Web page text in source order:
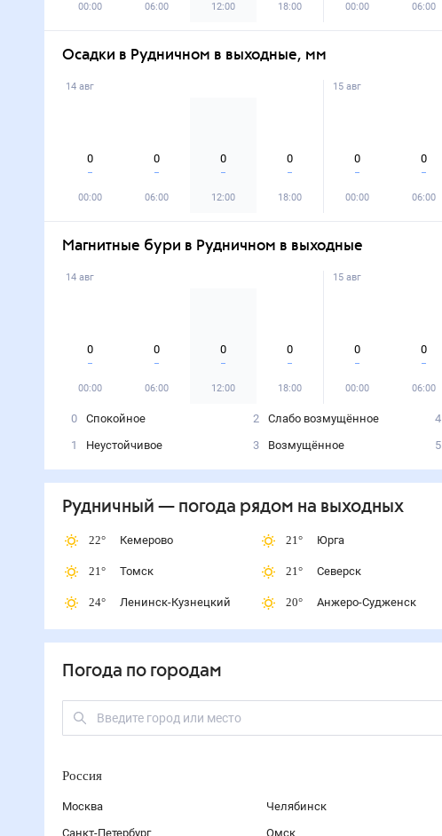
00:00 06:00 12:00 18:00 00:00 06:00
Осадки в Рудничном в выходные, мм
14 авг
0
00:00
0
06:00
0
12:00
0
18:00
15 авг
0
00:00
0
06:00
Магнитные бури в Рудничном в выходные
14 авг
0
00:00
0
06:00
0
12:00
0
18:00
15 авг
0
00:00
0
06:00
0
Спокойное
1
Неустойчивое
2
Слабо возмущённое
3
Возмущённое
4
5
Рудничный — погода рядом на выходных
22° Кемерово
21° Томск
24° Ленинск-Кузнецкий
21° Юрга
21° Северск
20° Анжеро-Судженск
Погода по городам
Россия
Москва
Санкт-Петербург
Челябинск
Омск